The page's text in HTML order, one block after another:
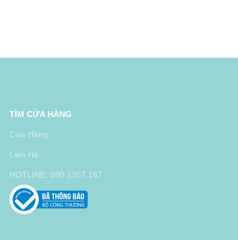
TÌM CỬA HÀNG
Cửa Hàng
Liên Hệ
HOTLINE: 090.1357.167